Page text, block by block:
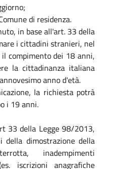
di residenza.
in base all'art. 33 della
i cittadini stranieri, nel
compimento dei 18 anni,
la cittadinanza italiana
anno d'età.
la richiesta potrà
i 19 anni.
33 della Legge 98/2013,
dimostrazione della
inadempimenti
iscrizioni anagrafiche